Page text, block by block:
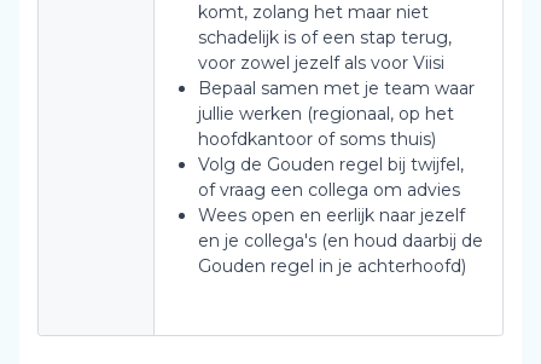
komt, zolang het maar niet
schadelijk is of een stap terug,
voor zowel jezelf als voor Viisi
Bepaal samen met je team waar
jullie werken (regionaal, op het
hoofdkantoor of soms thuis)
Volg de Gouden regel bij twijfel,
of vraag een collega om advies
Wees open en eerlijk naar jezelf
en je collega's (en houd daarbij de
Gouden regel in je achterhoofd)